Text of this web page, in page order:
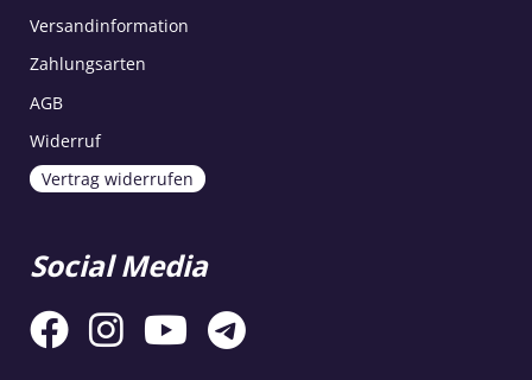
Versandinformation
Zahlungsarten
AGB
Widerruf
Vertrag widerrufen
Social Media